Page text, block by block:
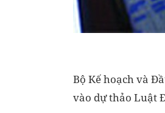
Bộ Kế hoạch và
vào dự thảo Luật